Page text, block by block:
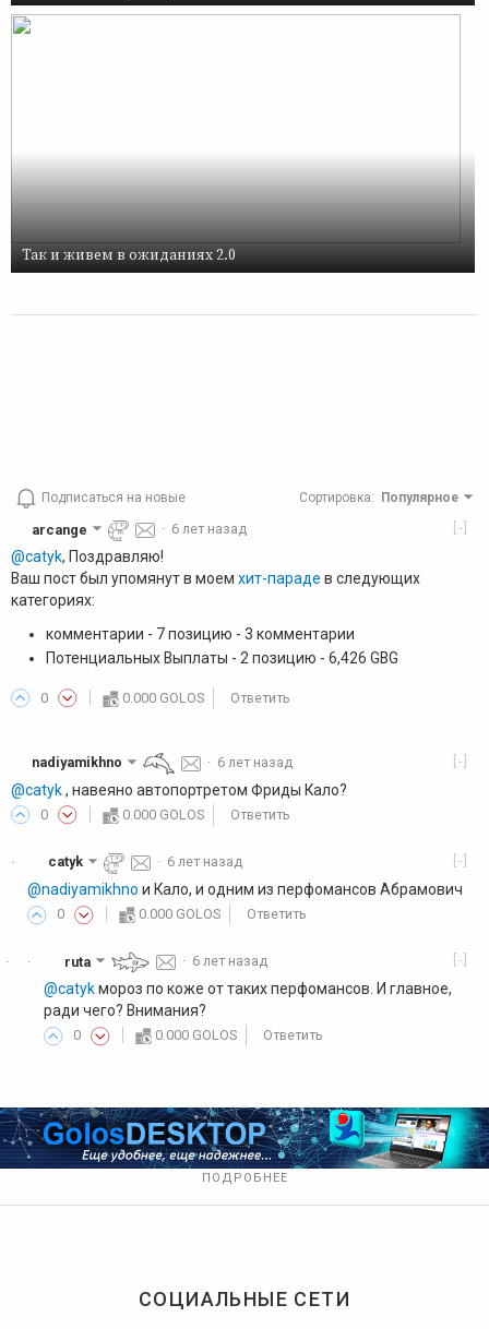
Так и живем в ожиданиях 2.0
Подписаться на новые Сортировка: Популярное
[-]
arcange · 6 лет назад
@catyk, Поздравляю!
Ваш пост был упомянут в моем хит-параде в следующих
категориях:
комментарии - 7 позицию - 3 комментарии
Потенциальных Выплаты - 2 позицию - 6,426 GBG
0 0.000 GOLOS Ответить
[-]
nadiyamikhno · 6 лет назад
@catyk, навеяно автопортретом Фриды Кало?
0 0.000 GOLOS Ответить
· [-]
catyk · 6 лет назад
@nadiyamikhno и Кало, и одним из перфомансов Абрамович
0 0.000 GOLOS Ответить
·
· [-]
ruta · 6 лет назад
@catykмороз по коже от таких перфомансов. И главное,
ради чего? Внимания?
0 0.000 GOLOS Ответить
ПОДРОБНЕЕ
СОЦИАЛЬНЫЕ СЕТИ